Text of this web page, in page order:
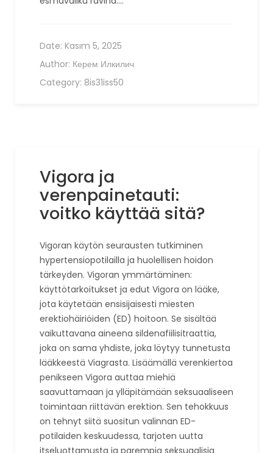
Date: Kasım 5, 2025
Author: Керем Илкилич
Category: 8is31iss50
Vigora ja
verenpainetauti:
voitko käyttää sitä?
Vigoran käytön seurausten tutkiminen
hypertensiopotilailla ja huolellisen hoidon
tärkeyden. Vigoran ymmärtäminen:
käyttötarkoitukset ja edut Vigora on lääke,
jota käytetään ensisijaisesti miesten
erektiohäiriöiden (ED) hoitoon. Se sisältää
vaikuttavana aineena sildenafiilisitraattia,
joka on sama yhdiste, joka löytyy tunnetusta
lääkkeestä Viagrasta. Lisäämällä verenkiertoa
penikseen Vigora auttaa miehiä
saavuttamaan ja ylläpitämään seksuaaliseen
toimintaan riittävän erektion. Sen tehokkuus
on tehnyt siitä suositun valinnan ED-
potilaiden keskuudessa, tarjoten uutta
itseluottamusta ja parempia seksuaalisia